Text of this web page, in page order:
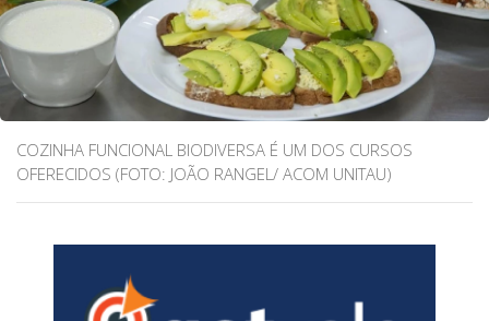
COZINHA FUNCIONAL BIODIVERSA É UM DOS CURSOS
OFERECIDOS (FOTO: JOÃO RANGEL/ ACOM UNITAU)